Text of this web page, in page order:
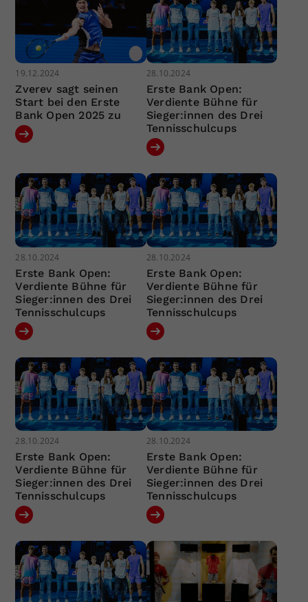
19.12.2024
Zverev sagt seinen
Start bei den Erste
Bank Open 2025 zu
28.10.2024
Erste Bank Open:
Verdiente Bühne für
Sieger:innen des Drei
Tennisschulcups
28.10.2024
Erste Bank Open:
Verdiente Bühne für
Sieger:innen des Drei
Tennisschulcups
28.10.2024
Erste Bank Open:
Verdiente Bühne für
Sieger:innen des Drei
Tennisschulcups
28.10.2024
Erste Bank Open:
Verdiente Bühne für
Sieger:innen des Drei
Tennisschulcups
28.10.2024
Erste Bank Open:
Verdiente Bühne für
Sieger:innen des Drei
Tennisschulcups